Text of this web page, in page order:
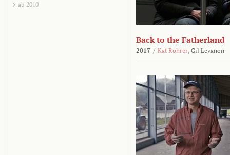
ab 2010
Back to the Fatherland
2017 / Kat Rohrer, Gil Levanon